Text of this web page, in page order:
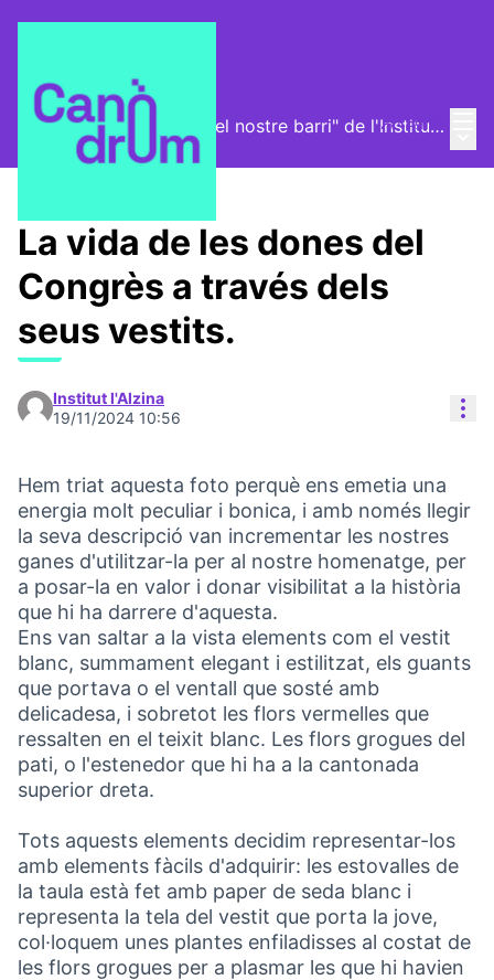
Log inExposició "La història del nostre barri" de l'Institut l'Alzina
Proposals
La vida de les dones del
Congrès a través dels
seus vestits.
Institut l'Alzina
19/11/2024 10:56
Hem triat aquesta foto perquè ens emetia una
energia molt peculiar i bonica, i amb només llegir
la seva descripció van incrementar les nostres
ganes d'utilitzar-la per al nostre homenatge, per
a posar-la en valor i donar visibilitat a la història
que hi ha darrere d'aquesta.
Ens van saltar a la vista elements com el vestit
blanc, summament elegant i estilitzat, els guants
que portava o el ventall que sosté amb
delicadesa, i sobretot les flors vermelles que
ressalten en el teixit blanc. Les flors grogues del
pati, o l'estenedor que hi ha a la cantonada
superior dreta.
Tots aquests elements decidim representar-los
amb elements fàcils d'adquirir: les estovalles de
la taula està fet amb paper de seda blanc i
representa la tela del vestit que porta la jove,
col·loquem unes plantes enfiladisses al costat de
les flors grogues per a plasmar les que hi havien